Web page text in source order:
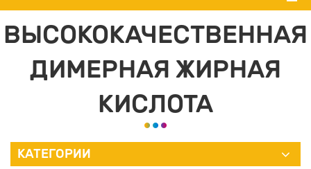
ВЫСОКОКАЧЕСТВЕННАЯ
ДИМЕРНАЯ ЖИРНАЯ
КИСЛОТА
КАТЕГОРИИ